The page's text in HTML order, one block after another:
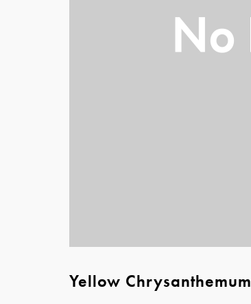
Yellow Chrysanthemum